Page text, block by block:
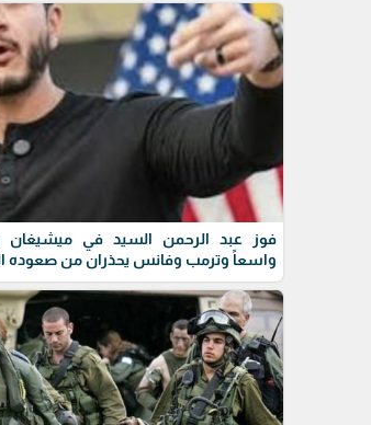
فوز عبد الرحمن السيد في ميشيغان
واسعاً وترمب وفانس يحذران من صعوده